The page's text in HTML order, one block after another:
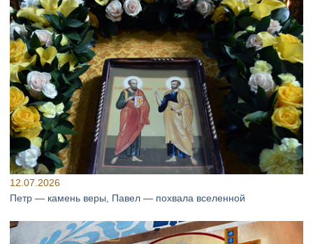
12.07.2026
Петр — камень веры, Павел — похвала вселенной